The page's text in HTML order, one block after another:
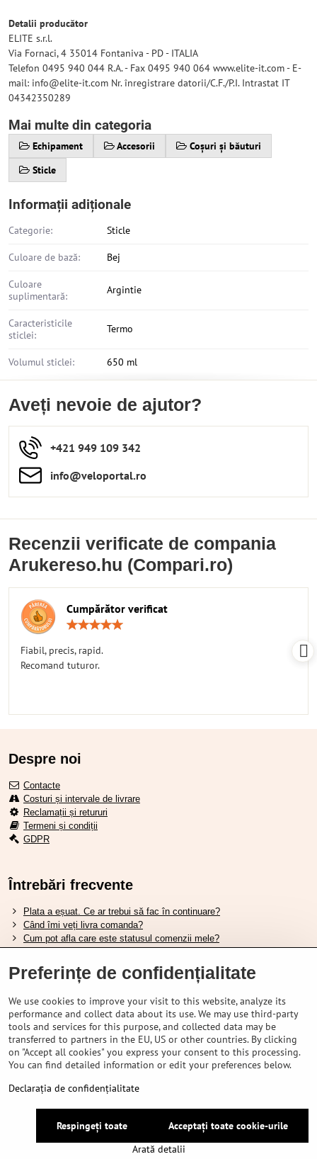
Detalii producător
ELITE s.r.l.
Via Fornaci, 4 35014 Fontaniva - PD - ITALIA
Telefon 0495 940 044 R.A. - Fax 0495 940 064 www.elite-it.com - E-
mail: info@elite-it.com Nr. înregistrare datorii/C.F./P.I. Intrastat IT
04342350289
Mai multe din categoria
Echipament Accesorii
Coșuri și băuturi
Sticle
Informații adiționale
Categorie: Sticle
Culoare de bază: Bej
Culoare
suplimentară:
Argintie
Caracteristicile
sticlei:
Termo
Volumul sticlei: 650 ml
Aveți nevoie de ajutor?
+421 949 109 342
info​​@veloportal​.ro
Recenzii verificate de compania
Arukereso.hu (Compari.ro)
Cumpărător verificat
Fiabil, precis, rapid.
Recomand tuturor.
Despre noi
Contacte
Costuri și intervale de livrare
Reclamații și retururi
Termeni și condiții
GDPR
Întrebări frecvente
Plata a eșuat. Ce ar trebui să fac în continuare?
Când îmi veți livra comanda?
Cum pot afla care este statusul comenzii mele?
Vreau să îmi schimb comanda. Cum pot face asta?
Tabela de dimensiuni pentru încălțămintea Shimano.
Cum să alegi furca amortizată potrivită?
Cum să alegi mărimea potrivită a căștii?
Ghidul pentru acumulatorii Shimano.
Înțelegerea anvelopelor tubeless Schwalbe.
2026
VELOPORTAL STORES L.T.D.
Preferințe de confidențialitate
Declarația de confidențialitate
Preferințe de confidențialitate
We use cookies to improve your visit to this website, analyze its
performance and collect data about its use. We may use third-party
tools and services for this purpose, and collected data may be
transferred to partners in the EU, US or other countries. By clicking
on "Accept all cookies" you express your consent to this processing.
You can find detailed information or edit your preferences below.
Declarația de confidențialitate
Arată detalii
Acceptați toate cookie-urile
Respingeți toate